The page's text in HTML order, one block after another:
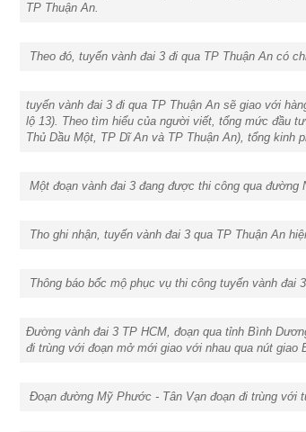
TP Thuận An.
Theo đó, tuyến vành đai 3 đi qua TP Thuận An có
tuyến vành đai 3 đi qua TP Thuận An sẽ giao với
lộ 13). Theo tìm hiểu của người viết, tổng mức đầu
Thủ Dầu Một, TP Dĩ An và TP Thuận An), tổng kinh
Một đoạn vành đai 3 đang được thi công qua đường
Tho ghi nhận, tuyến vành đai 3 qua TP Thuận An
Thông báo bốc mộ phục vụ thi công tuyến vành đai
Đường vành đai 3 TP HCM, đoạn qua tỉnh Bình
đi trùng với đoạn mở mới giao với nhau qua nút giao
Đoạn đường Mỹ Phước - Tân Vạn đoạn đi trùng với